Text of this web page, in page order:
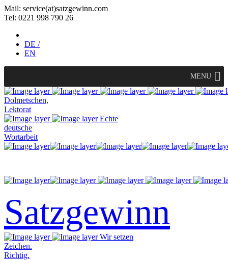
Mail: service(at)satz­gewinn.com
Tel: 0221 998 790 26
DE /
EN
MENU
Dolmetschen,
Lektorat
Echte
deutsche
Wortarbeit
Satzgewinn
Wir setzen
Zeichen.
Richtig.